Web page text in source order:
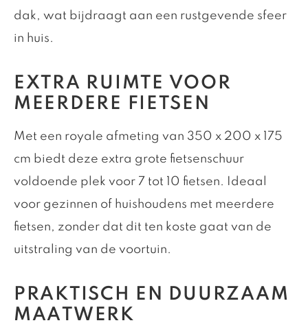
dak, wat bijdraagt aan een rustgevende sfeer
in huis.
EXTRA RUIMTE VOOR
MEERDERE FIETSEN
Met een royale afmeting van 350 x 200 x 175
cm biedt deze extra grote fietsenschuur
voldoende plek voor 7 tot 10 fietsen. Ideaal
voor gezinnen of huishoudens met meerdere
fietsen, zonder dat dit ten koste gaat van de
uitstraling van de voortuin.
PRAKTISCH EN DUURZAAM
MAATWERK